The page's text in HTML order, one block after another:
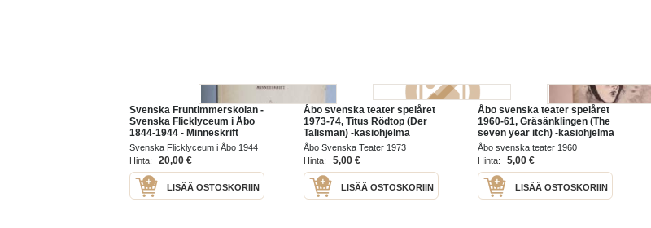
Svenska Fruntimmerskolan -
Svenska Flicklyceum i Åbo
1844-1944 - Minneskrift
Svenska Flicklyceum i Åbo 1944
Hinta:
20,00 €
LISÄÄ OSTOSKORIIN
Åbo svenska teater spelåret
1973-74, Titus Rödtop (Der
Talisman) -käsiohjelma
Åbo Svenska Teater 1973
Hinta:
5,00 €
LISÄÄ OSTOSKORIIN
Åbo svenska teater spelåret
1960-61, Gräsänklingen (The
seven year itch) -käsiohjelma
Åbo svenska teater 1960
Hinta:
5,00 €
LISÄÄ OSTOSKORIIN